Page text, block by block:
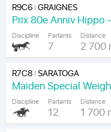
R9C6|GRAIGNES
Prix 80e Anniv Hippo
Discipline Partants
7
Distance
2 700
R7C8|SARATOGA
Maiden Special
Discipline Partants
12
Distance
1 700